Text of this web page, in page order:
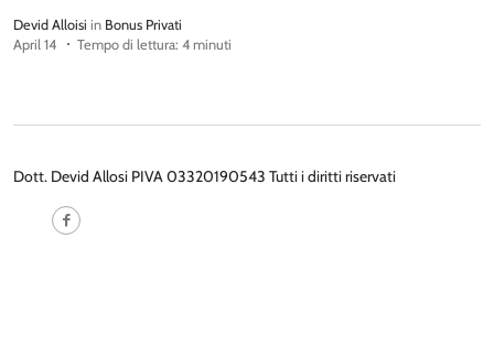
Devid Alloisi in Bonus Privati
April 14
Tempo di lettura: 4 minuti
Dott. Devid Allosi PIVA 03320190543 Tutti i diritti riservati